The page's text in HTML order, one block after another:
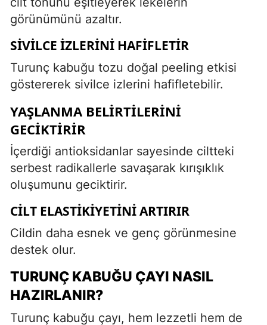
görünümünü azaltır.
SIVILCE İZLERINI HAFIFLETIR
Turunç kabuğu tozu doğal peeling etkisi
göstererek sivilce izlerini hafifletebilir.
YAŞLANMA BELIRTILERINI
GECIKTIRIR
İçerdiği antioksidanlar sayesinde ciltteki
serbest radikallerle savaşarak kırışıklık
oluşumunu geciktirir.
CILT ELASTIKIYETINI ARTIRIR
Cildin daha esnek ve genç görünmesine
destek olur.
TURUNÇ KABUĞU ÇAYI NASIL
HAZIRLANIR?
Turunç kabuğu çayı, hem lezzetli hem de